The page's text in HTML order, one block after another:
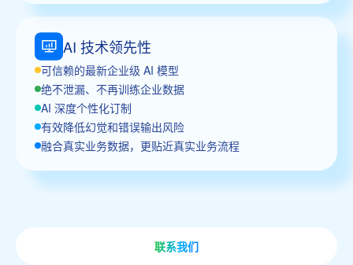
AI 技术领先性
可信赖的最新企业级 AI 模型
绝不泄漏、不再训练企业数据
AI 深度个性化订制
有效降低幻觉和错误输出风险
融合真实业务数据，更贴近真实业务流程
联系我们